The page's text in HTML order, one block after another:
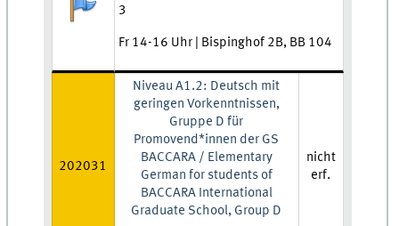
Anmeldestatus:
3
Fr 14-16 Uhr | Bispinghof 2B, BB 104
202031
Niveau A1.2: Deutsch mit
geringen Vorkenntnissen,
Gruppe D für
Promovend*innen der GS
BACCARA / Elementary
German for students of
BACCARA International
Graduate School, Group D
nicht
erf.